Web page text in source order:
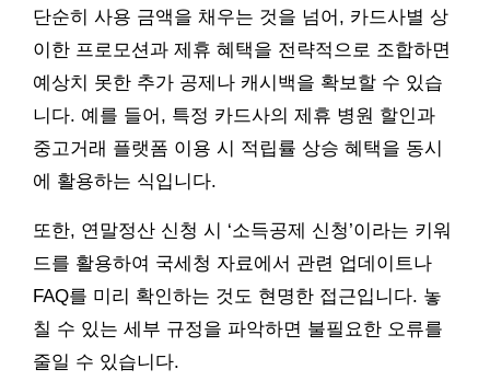
단순히 사용 금액을 채우는 것을 넘어, 카드사별 상
이한 프로모션과 제휴 혜택을 전략적으로 조합하면
예상치 못한 추가 공제나 캐시백을 확보할 수 있습
니다. 예를 들어, 특정 카드사의 제휴 병원 할인과
중고거래 플랫폼 이용 시 적립률 상승 혜택을 동시
에 활용하는 식입니다.
또한, 연말정산 신청 시 ‘소득공제 신청’이라는 키워
드를 활용하여 국세청 자료에서 관련 업데이트나
FAQ를 미리 확인하는 것도 현명한 접근입니다. 놓
칠 수 있는 세부 규정을 파악하면 불필요한 오류를
줄일 수 있습니다.